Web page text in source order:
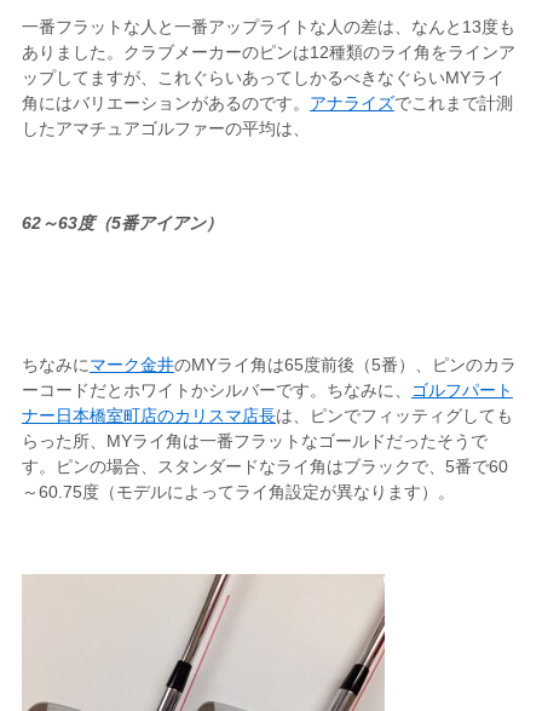
一番フラットな人と一番アップライトな人の差は、なんと13度も
ありました。クラブメーカーのピンは12種類のライ角をラインア
ップしてますが、これぐらいあってしかるべきなぐらいMYライ
角にはバリエーションがあるのです。 アナライズでこれまで計測
したアマチュアゴルファーの平均は、
62～63度（5番アイアン）
ちなみにマーク金井のMYライ角は65度前後（5番）、ピンのカラ
ーコードだとホワイトかシルバーです。ちなみに、
ゴルフパート
ナー日本橋室町店のカリスマ店長は、ピンでフィッティグしても
らった所、MYライ角は一番フラットなゴールドだったそうで
す。ピンの場合、スタンダードなライ角はブラックで、5番で60
～60.75度（モデルによってライ角設定が異なります）。